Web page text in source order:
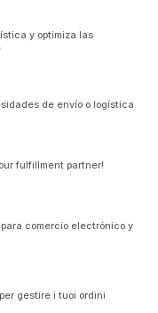
y optimiza las
de envío o logística
fulfillment partner!
comercio electrónico y
gestire i tuoi ordini